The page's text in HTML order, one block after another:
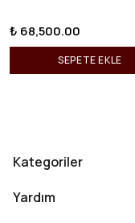
₺ 68,500.00
SEPETE EKLE
Kategoriler
Yardım